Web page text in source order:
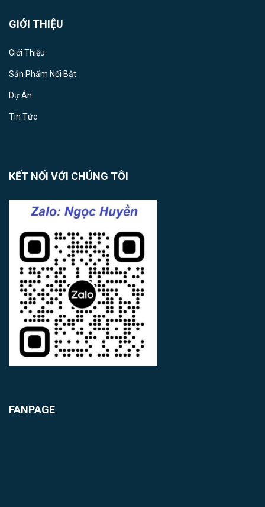
GIỚI THIỆU
Giới Thiệu
Sản Phẩm Nổi Bật
Dự Án
Tin Tức
KẾT NỐI VỚI CHÚNG TÔI
FANPAGE